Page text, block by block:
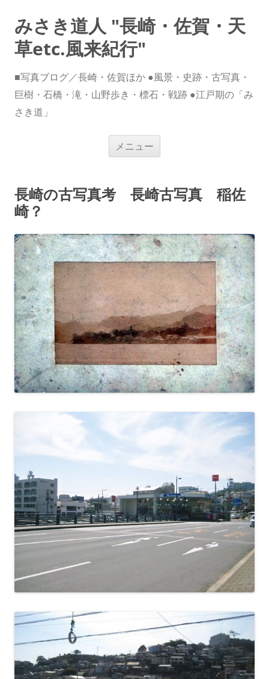
みさき道人 "長崎・佐賀・天
草etc.風来紀行"
■写真ブログ／長崎・佐賀ほか ●風景・史跡・古写真・
巨樹・石橋・滝・山野歩き・標石・戦跡 ●江戸期の「み
さき道」
メニュー
ス
キ
長崎の古写真考 長崎古写真 稲佐
崎？